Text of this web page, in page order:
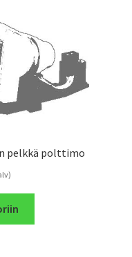
pelkkä polttimo